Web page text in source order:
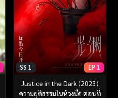
SS 1 EP 1
Justice in the Dark (2023)
ความยุติธรรมในห้วงมืด ตอนที่